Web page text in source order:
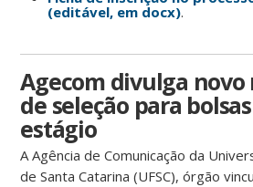
(editável, em docx).
Agecom divulga
de seleção para
estágio
A Agência de Comunicação da
de Santa Catarina (UFSC), órgão